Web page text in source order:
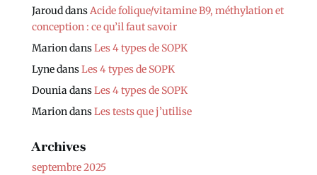
JarouddansAcide folique/vitamine B9, méthylation et
conception : ce qu’il faut savoir
MariondansLes 4 types de SOPK
LynedansLes 4 types de SOPK
DouniadansLes 4 types de SOPK
MariondansLes tests que j’utilise
Archives
septembre 2025